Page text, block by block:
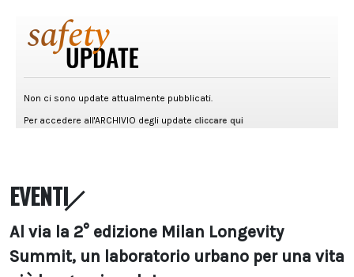
EVENTI
Al via la 2° edizione Milan Longevity
Summit, un laboratorio urbano per una vita